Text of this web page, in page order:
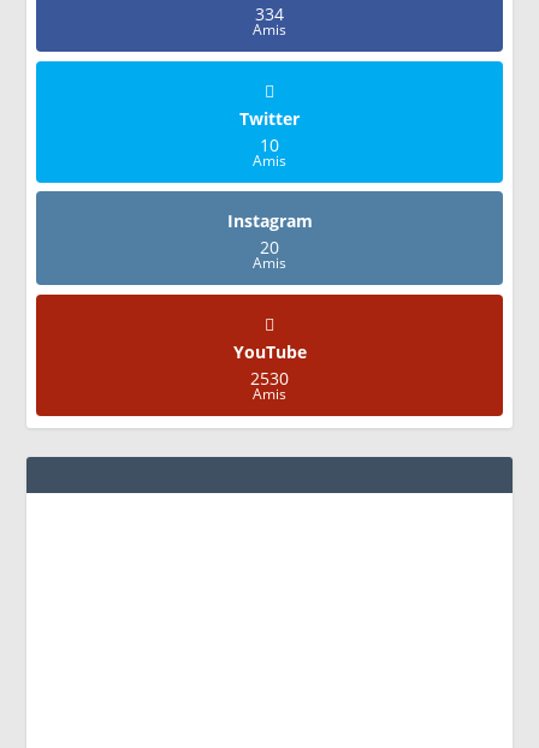
334
Amis
Twitter
10
Amis
Instagram
20
Amis
YouTube
2530
Amis